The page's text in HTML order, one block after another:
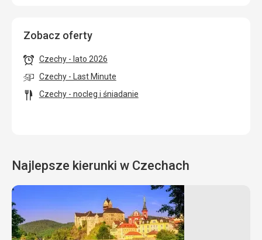
Zobacz oferty
Czechy - lato 2026
Czechy - Last Minute
Czechy - nocleg i śniadanie
Najlepsze kierunki w Czechach
Góry
Orlickie